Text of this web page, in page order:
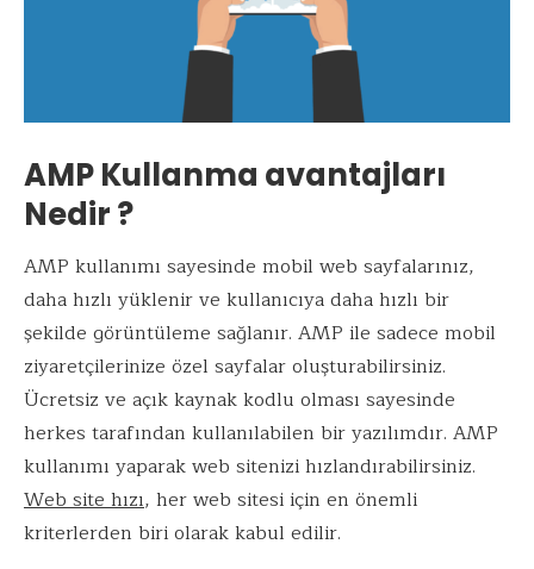
AMP Kullanma avantajları
Nedir ?
AMP kullanımı sayesinde mobil web sayfalarınız,
daha hızlı yüklenir ve kullanıcıya daha hızlı bir
şekilde görüntüleme sağlanır. AMP ile sadece mobil
ziyaretçilerinize özel sayfalar oluşturabilirsiniz.
Ücretsiz ve açık kaynak kodlu olması sayesinde
herkes tarafından kullanılabilen bir yazılımdır. AMP
kullanımı yaparak web sitenizi hızlandırabilirsiniz.
Web site hızı, her web sitesi için en önemli
kriterlerden biri olarak kabul edilir.